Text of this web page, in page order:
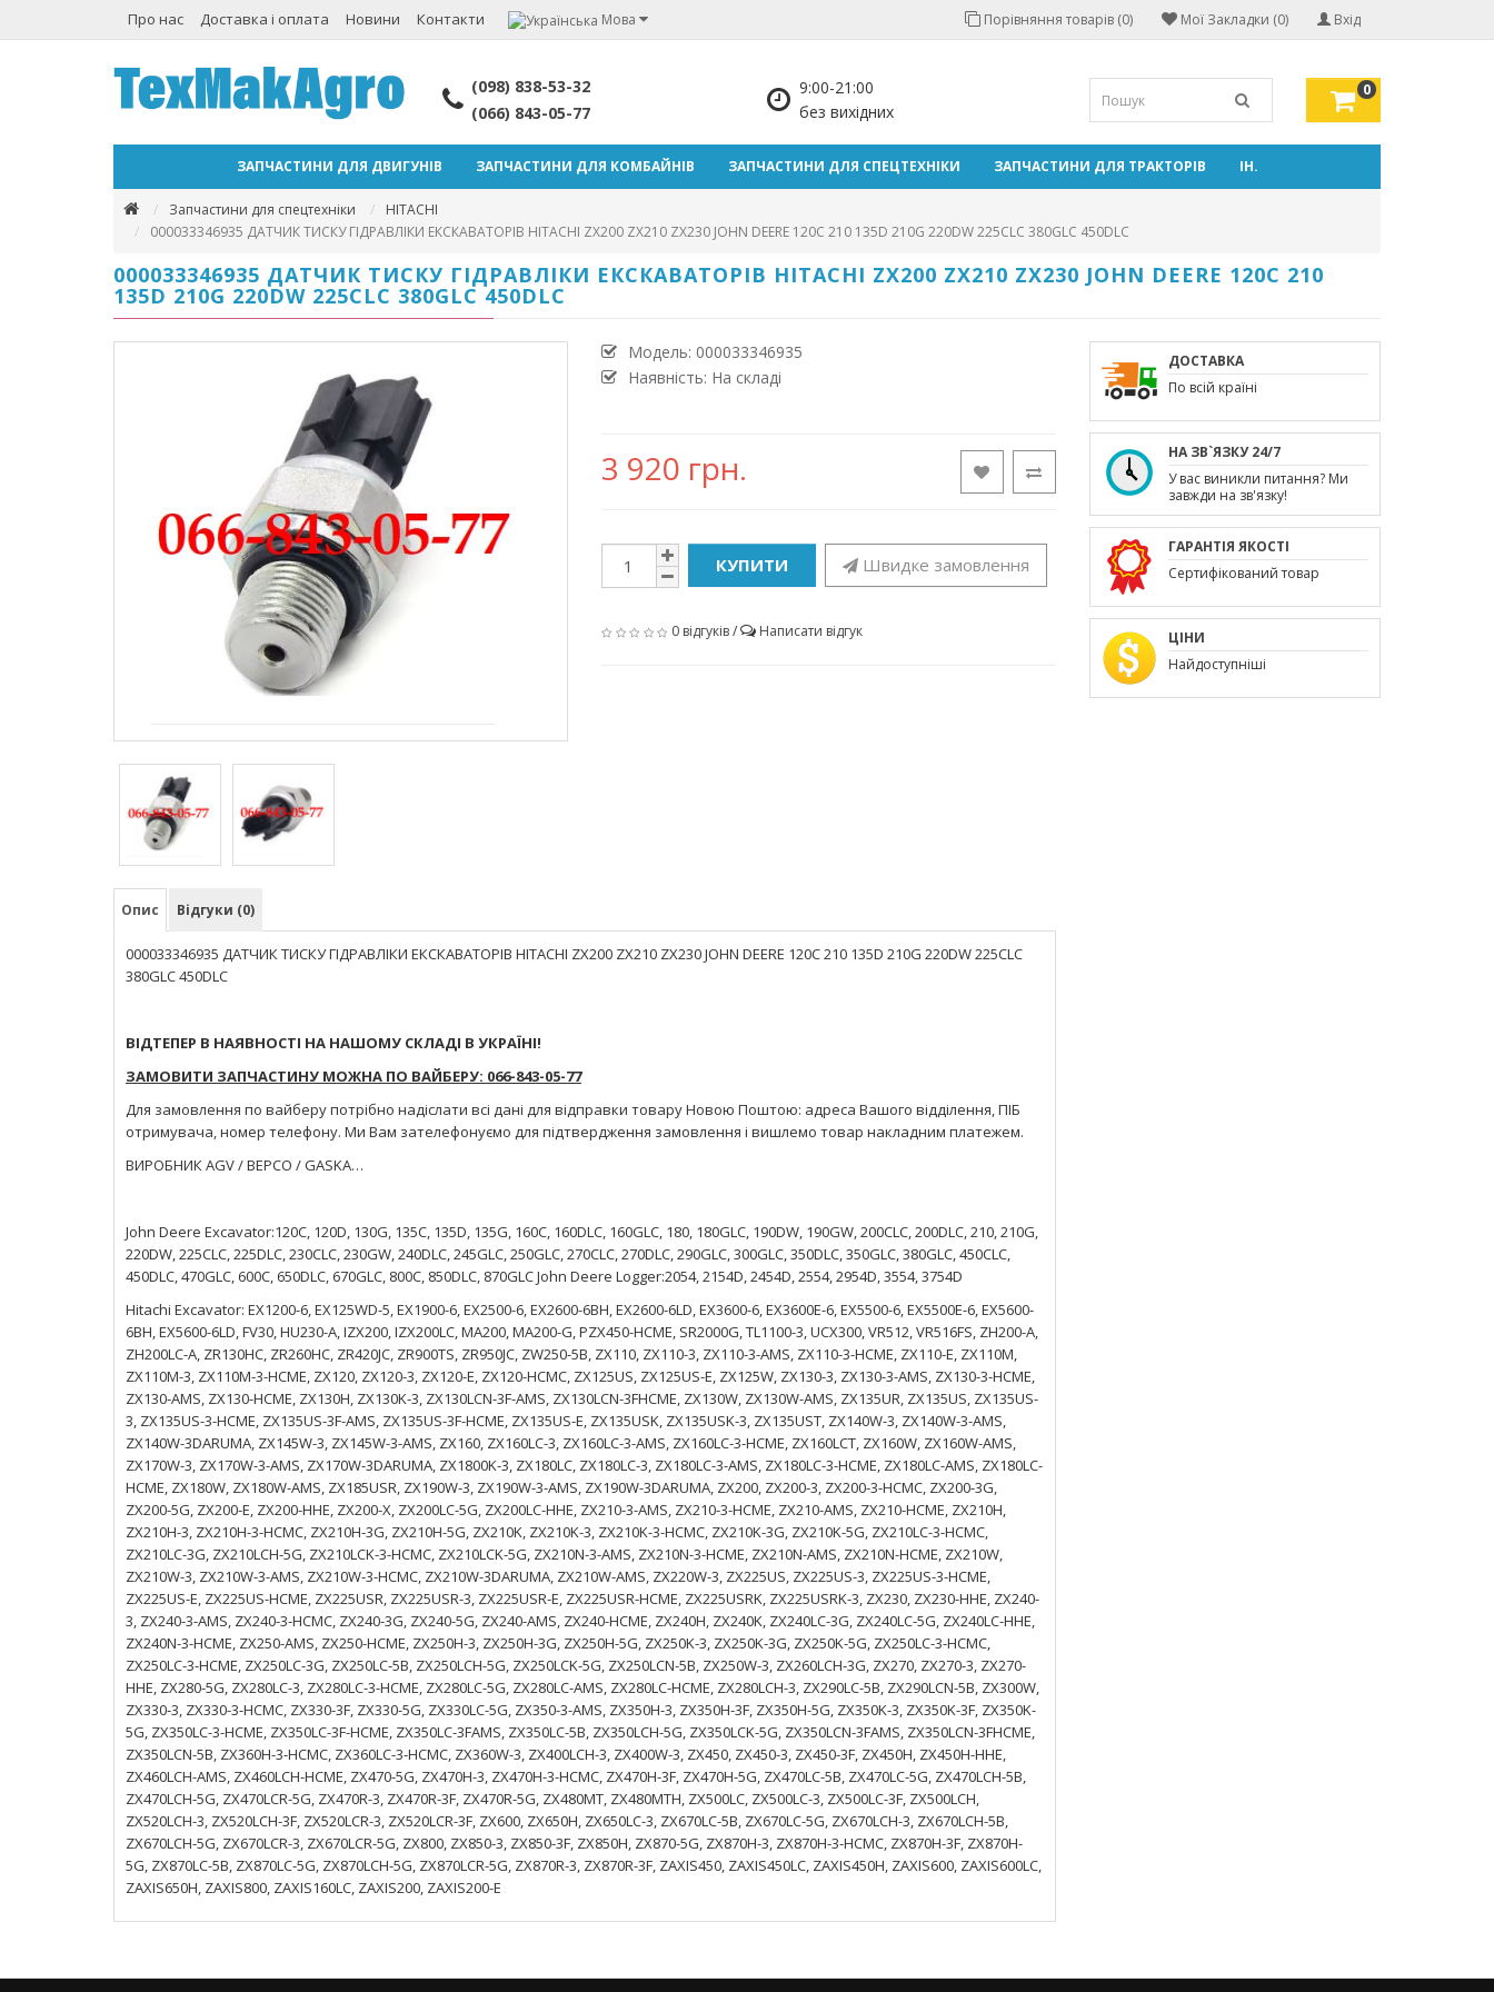
Про нас Доставка і оплата Новини Контакти Мова Вхід
Мої Закладки (0)
Порівняння товарів (0)
(098) 838-53-32
(066) 843-05-77
9:00-21:00
без вихідних
0
ЗАПЧАСТИНИ ДЛЯ ДВИГУНІВ ЗАПЧАСТИНИ ДЛЯ КОМБАЙНІВ ЗАПЧАСТИНИ ДЛЯ СПЕЦТЕХНІКИ ЗАПЧАСТИНИ ДЛЯ ТРАКТОРІВ ІН.
Запчастини для спецтехніки
HITACHI
000033346935 ДАТЧИК ТИСКУ ГІДРАВЛІКИ ЕКСКАВАТОРІВ HITACHI ZX200 ZX210 ZX230 JOHN DEERE 120C 210 135D 210G 220DW 225CLC 380GLC 450DLC
000033346935 ДАТЧИК ТИСКУ ГІДРАВЛІКИ ЕКСКАВАТОРІВ HITACHI ZX200 ZX210 ZX230 JOHN DEERE 120C 210
135D 210G 220DW 225CLC 380GLC 450DLC
Модель: 000033346935
Наявність: На складі
3 920 грн.
КУПИТИ Швидке замовлення
0 відгуків/ Написати відгук
Опис Відгуки (0)
000033346935 ДАТЧИК ТИСКУ ГІДРАВЛІКИ ЕКСКАВАТОРІВ HITACHI ZX200 ZX210 ZX230 JOHN DEERE 120C 210 135D 210G 220DW 225CLC
380GLC 450DLC
ВІДТЕПЕР В НАЯВНОСТІ НА НАШОМУ СКЛАДІ В УКРАЇНІ!
ЗАМОВИТИ ЗАПЧАСТИНУ МОЖНА ПО ВАЙБЕРУ: 066-843-05-77
Для замовлення по вайберу потрібно надіслати всі дані для відправки товару Новою Поштою: адреса Вашого відділення, ПІБ
отримувача, номер телефону. Ми Вам зателефонуємо для підтвердження замовлення і вишлемо товар накладним платежем.
ВИРОБНИК AGV / BEPCO / GASKA…
John Deere Excavator:120C, 120D, 130G, 135C, 135D, 135G, 160C, 160DLC, 160GLC, 180, 180GLC, 190DW, 190GW, 200CLC, 200DLC, 210, 210G,
220DW, 225CLC, 225DLC, 230CLC, 230GW, 240DLC, 245GLC, 250GLC, 270CLC, 270DLC, 290GLC, 300GLC, 350DLC, 350GLC, 380GLC, 450CLC,
450DLC, 470GLC, 600C, 650DLC, 670GLC, 800C, 850DLC, 870GLC John Deere Logger:2054, 2154D, 2454D, 2554, 2954D, 3554, 3754D
Hitachi Excavator: EX1200-6, EX125WD-5, EX1900-6, EX2500-6, EX2600-6BH, EX2600-6LD, EX3600-6, EX3600E-6, EX5500-6, EX5500E-6, EX5600-
6BH, EX5600-6LD, FV30, HU230-A, IZX200, IZX200LC, MA200, MA200-G, PZX450-HCME, SR2000G, TL1100-3, UCX300, VR512, VR516FS, ZH200-A,
ZH200LC-A, ZR130HC, ZR260HC, ZR420JC, ZR900TS, ZR950JC, ZW250-5B, ZX110, ZX110-3, ZX110-3-AMS, ZX110-3-HCME, ZX110-E, ZX110M,
ZX110M-3, ZX110M-3-HCME, ZX120, ZX120-3, ZX120-E, ZX120-HCMC, ZX125US, ZX125US-E, ZX125W, ZX130-3, ZX130-3-AMS, ZX130-3-HCME,
ZX130-AMS, ZX130-HCME, ZX130H, ZX130K-3, ZX130LCN-3F-AMS, ZX130LCN-3FHCME, ZX130W, ZX130W-AMS, ZX135UR, ZX135US, ZX135US-
3, ZX135US-3-HCME, ZX135US-3F-AMS, ZX135US-3F-HCME, ZX135US-E, ZX135USK, ZX135USK-3, ZX135UST, ZX140W-3, ZX140W-3-AMS,
ZX140W-3DARUMA, ZX145W-3, ZX145W-3-AMS, ZX160, ZX160LC-3, ZX160LC-3-AMS, ZX160LC-3-HCME, ZX160LCT, ZX160W, ZX160W-AMS,
ZX170W-3, ZX170W-3-AMS, ZX170W-3DARUMA, ZX1800K-3, ZX180LC, ZX180LC-3, ZX180LC-3-AMS, ZX180LC-3-HCME, ZX180LC-AMS, ZX180LC-
HCME, ZX180W, ZX180W-AMS, ZX185USR, ZX190W-3, ZX190W-3-AMS, ZX190W-3DARUMA, ZX200, ZX200-3, ZX200-3-HCMC, ZX200-3G,
ZX200-5G, ZX200-E, ZX200-HHE, ZX200-X, ZX200LC-5G, ZX200LC-HHE, ZX210-3-AMS, ZX210-3-HCME, ZX210-AMS, ZX210-HCME, ZX210H,
ZX210H-3, ZX210H-3-HCMC, ZX210H-3G, ZX210H-5G, ZX210K, ZX210K-3, ZX210K-3-HCMC, ZX210K-3G, ZX210K-5G, ZX210LC-3-HCMC,
ZX210LC-3G, ZX210LCH-5G, ZX210LCK-3-HCMC, ZX210LCK-5G, ZX210N-3-AMS, ZX210N-3-HCME, ZX210N-AMS, ZX210N-HCME, ZX210W,
ZX210W-3, ZX210W-3-AMS, ZX210W-3-HCMC, ZX210W-3DARUMA, ZX210W-AMS, ZX220W-3, ZX225US, ZX225US-3, ZX225US-3-HCME,
ZX225US-E, ZX225US-HCME, ZX225USR, ZX225USR-3, ZX225USR-E, ZX225USR-HCME, ZX225USRK, ZX225USRK-3, ZX230, ZX230-HHE, ZX240-
3, ZX240-3-AMS, ZX240-3-HCMC, ZX240-3G, ZX240-5G, ZX240-AMS, ZX240-HCME, ZX240H, ZX240K, ZX240LC-3G, ZX240LC-5G, ZX240LC-HHE,
ZX240N-3-HCME, ZX250-AMS, ZX250-HCME, ZX250H-3, ZX250H-3G, ZX250H-5G, ZX250K-3, ZX250K-3G, ZX250K-5G, ZX250LC-3-HCMC,
ZX250LC-3-HCME, ZX250LC-3G, ZX250LC-5B, ZX250LCH-5G, ZX250LCK-5G, ZX250LCN-5B, ZX250W-3, ZX260LCH-3G, ZX270, ZX270-3, ZX270-
HHE, ZX280-5G, ZX280LC-3, ZX280LC-3-HCME, ZX280LC-5G, ZX280LC-AMS, ZX280LC-HCME, ZX280LCH-3, ZX290LC-5B, ZX290LCN-5B, ZX300W,
ZX330-3, ZX330-3-HCMC, ZX330-3F, ZX330-5G, ZX330LC-5G, ZX350-3-AMS, ZX350H-3, ZX350H-3F, ZX350H-5G, ZX350K-3, ZX350K-3F, ZX350K-
5G, ZX350LC-3-HCME, ZX350LC-3F-HCME, ZX350LC-3FAMS, ZX350LC-5B, ZX350LCH-5G, ZX350LCK-5G, ZX350LCN-3FAMS, ZX350LCN-3FHCME,
ZX350LCN-5B, ZX360H-3-HCMC, ZX360LC-3-HCMC, ZX360W-3, ZX400LCH-3, ZX400W-3, ZX450, ZX450-3, ZX450-3F, ZX450H, ZX450H-HHE,
ZX460LCH-AMS, ZX460LCH-HCME, ZX470-5G, ZX470H-3, ZX470H-3-HCMC, ZX470H-3F, ZX470H-5G, ZX470LC-5B, ZX470LC-5G, ZX470LCH-5B,
ZX470LCH-5G, ZX470LCR-5G, ZX470R-3, ZX470R-3F, ZX470R-5G, ZX480MT, ZX480MTH, ZX500LC, ZX500LC-3, ZX500LC-3F, ZX500LCH,
ZX520LCH-3, ZX520LCH-3F, ZX520LCR-3, ZX520LCR-3F, ZX600, ZX650H, ZX650LC-3, ZX670LC-5B, ZX670LC-5G, ZX670LCH-3, ZX670LCH-5B,
ZX670LCH-5G, ZX670LCR-3, ZX670LCR-5G, ZX800, ZX850-3, ZX850-3F, ZX850H, ZX870-5G, ZX870H-3, ZX870H-3-HCMC, ZX870H-3F, ZX870H-
5G, ZX870LC-5B, ZX870LC-5G, ZX870LCH-5G, ZX870LCR-5G, ZX870R-3, ZX870R-3F, ZAXIS450, ZAXIS450LC, ZAXIS450H, ZAXIS600, ZAXIS600LC,
ZAXIS650H, ZAXIS800, ZAXIS160LC, ZAXIS200, ZAXIS200-E
ДОСТАВКА
По всій країні
НА ЗВ`ЯЗКУ 24/7
У вас виникли питання? Ми
завжди на зв'язку!
ГАРАНТІЯ ЯКОСТІ
Сертифікований товар
ЦІНИ
Найдоступніші